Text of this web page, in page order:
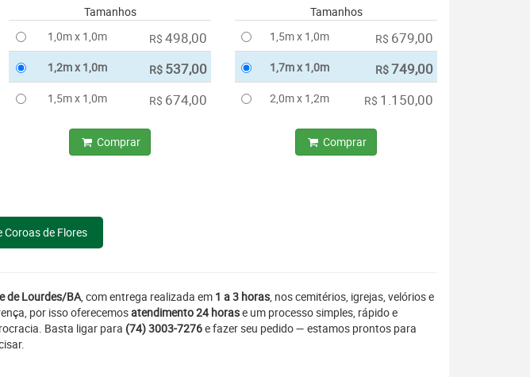
Tamanhos
1,0m x 1,0m
R$ 498,00
1,2m x 1,0m R$ 537,00
1,5m x 1,0m R$ 674,00
Comprar
Tamanhos
1,5m x 1,0m
R$ 679,00
1,7m x 1,0m R$749,00
2,0m x 1,2m R$ 1.150,00
Comprar
Coroas de Flores
de Lourdes/BA, com entrega realizada em 1 a 3 horas, nos cemitérios, igrejas, velórios e
por isso oferecemosatendimento 24 horase um processo simples, rápido e
Basta ligar para (74) 3003-7276e fazer seu pedido — estamos prontos para